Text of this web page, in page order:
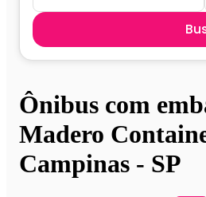
Ônibus com
Madero
Campinas - SP